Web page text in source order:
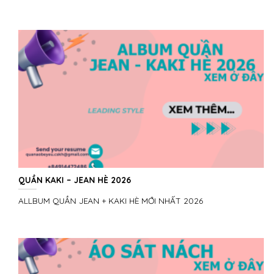
QUẦN KAKI – JEAN HÈ 2026
ALLBUM QUẦN JEAN + KAKI HÈ MỚI NHẤT 2026